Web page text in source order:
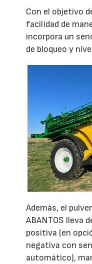
Con el objetivo
facilidad de
incorpora un
de bloqueo y
Además, el
ABANTOS lleva
positiva (en
negativa con
automático),